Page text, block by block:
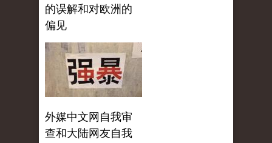
的误解和对欧洲的
偏见
外媒中文网自我审
查和大陆网友自我